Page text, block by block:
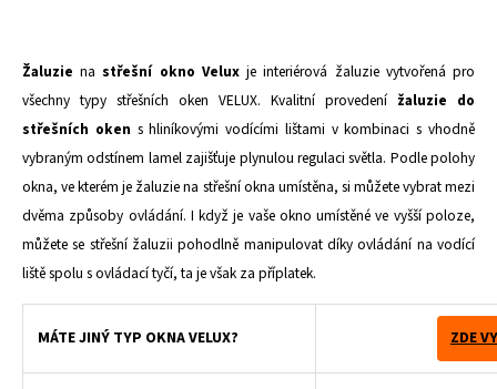
Žaluzie nastřešní okno Veluxje interiérová žaluzie vytvořená pro
všechny typy střešních oken VELUX. Kvalitní provedení žaluzie do
střešních oken s hliníkovými vodícími lištami v kombinaci s vhodně
vybraným odstínem lamel zajišťuje plynulou regulaci světla. Podle polohy
okna, ve kterém je žaluzie na střešní okna umístěna, si můžete vybrat mezi
dvěma způsoby ovládání. I když je vaše okno umístěné ve vyšší poloze,
můžete se střešní žaluzii pohodlně manipulovat díky ovládání na vodící
liště spolu s ovládací tyčí, ta je však za příplatek.
MÁTE JINÝ TYP OKNA VELUX? ZDE